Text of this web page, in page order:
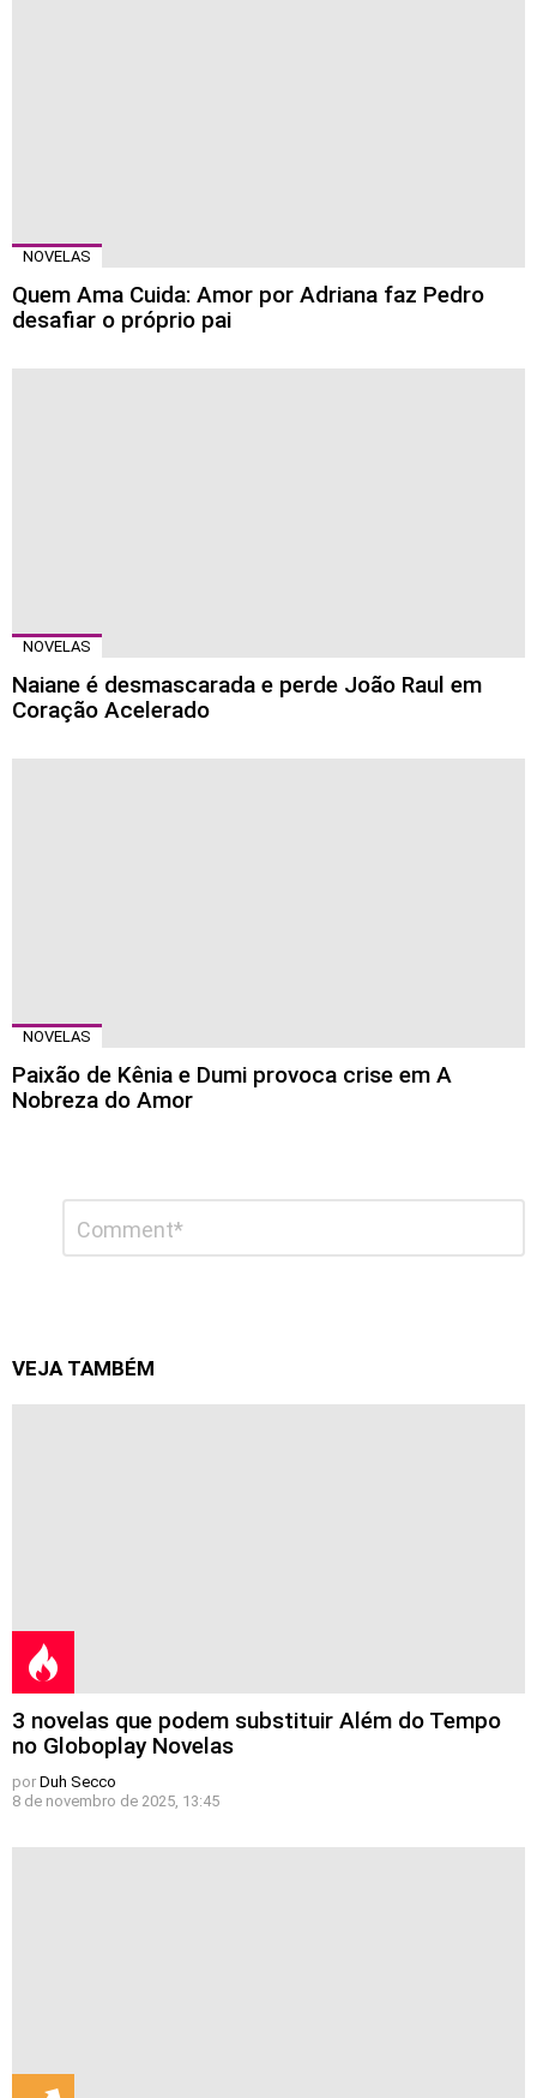
NOVELAS
Quem Ama Cuida: Amor por Adriana faz Pedro
desafiar o próprio pai
NOVELAS
Naiane é desmascarada e perde João Raul em
Coração Acelerado
NOVELAS
Paixão de Kênia e Dumi provoca crise em A
Nobreza do Amor
comentário
VEJA TAMBÉM
3 novelas que podem substituir Além do Tempo
no Globoplay Novelas
por Duh Secco
8 de novembro de 2025, 13:45